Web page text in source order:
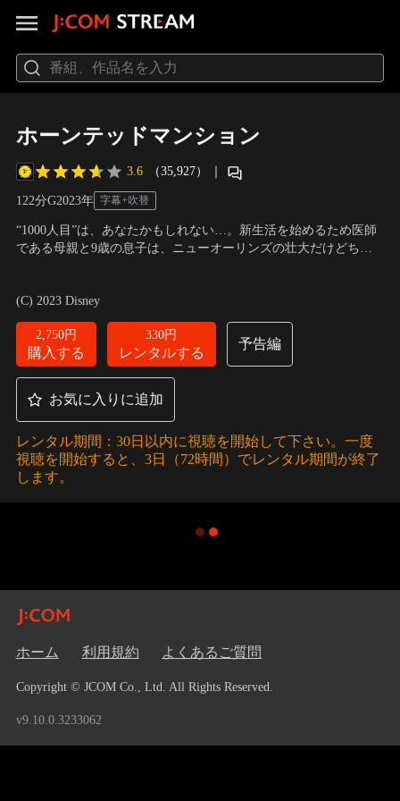
ホーンテッドマンション
3.6 （35,927） ｜
122分G2023年 字幕+吹替
“1000人目”は、あなたかもしれない…。新生活を始めるため医師
である母親と9歳の息子は、ニューオーリンズの壮大だけどちょ
い。この館の謎を解明するため、かなりクセが強い4人に助けを
求めることに。だが、このエキスパートたちも…。
(C) 2023 Disney
2,750円
購入する
330円
レンタルする
予告編
お気に入りに追加
レンタル期間：30日以内に視聴を開始して下さい。一度
視聴を開始すると、3日（72時間）でレンタル期間が終了
します。
ホーム 利用規約 よくあるご質問
Copyright © JCOM Co., Ltd. All Rights Reserved.
v9.10.0.3233062